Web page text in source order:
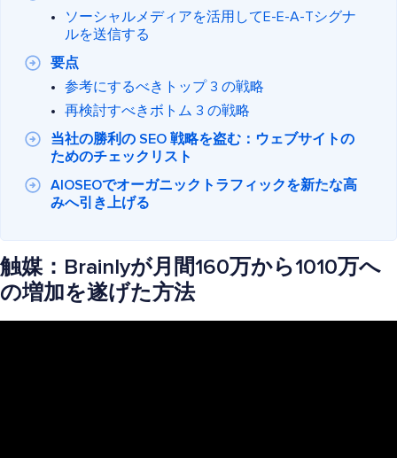
ソーシャルメディアを活用してE-E-A-Tシグナ
ルを送信する
要点
参考にするべきトップ 3 の戦略
再検討すべきボトム 3 の戦略
当社の勝利の SEO 戦略を盗む：ウェブサイトの
ためのチェックリスト
AIOSEOでオーガニックトラフィックを新たな高
みへ引き上げる
触媒：Brainlyが月間160万から1010万へ
の増加を遂げた方法